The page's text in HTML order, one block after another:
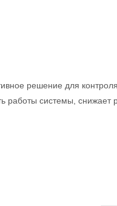
решение для контроля
работы системы, снижает